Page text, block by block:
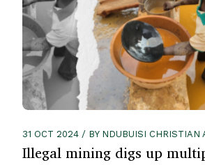
31 OCT 2024 / BY NDUBUISI CHRISTIAN
Illegal mining digs up